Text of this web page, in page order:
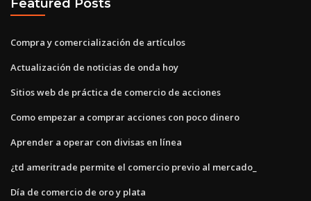
Compra y comercialización de artículos
Actualización de noticias de onda hoy
Sitios web de práctica de comercio de acciones
Como empezar a comprar acciones con poco dinero
Aprender a operar con divisas en línea
¿td ameritrade permite el comercio previo al mercado_
Día de comercio de oro y plata